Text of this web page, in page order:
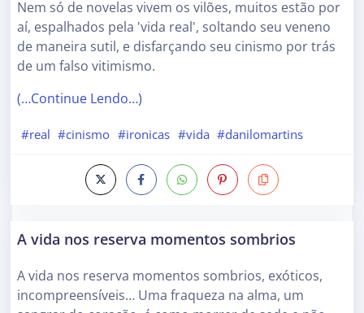
Nem só de novelas vivem os vilões, muitos estão por
aí, espalhados pela 'vida real', soltando seu veneno
de maneira sutil, e disfarçando seu cinismo por trás
de um falso vitimismo.
(…Continue Lendo…)
#real #cinismo #ironicas #vida #danilomartins
A vida nos reserva momentos sombrios
A vida nos reserva momentos sombrios, exóticos,
incompreensíveis… Uma fraqueza na alma, um